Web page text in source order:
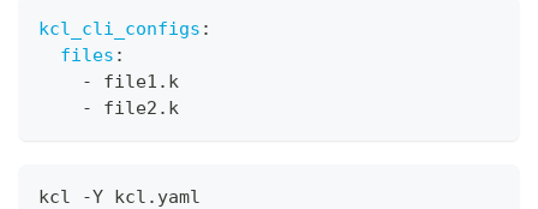
kcl_cli_configs :
files :
-
file1.k
-
file2.k
kcl -Y kcl.yaml